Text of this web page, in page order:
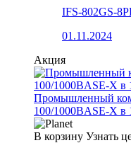
IFS-802GS-
01.11.2024
Акция
Промышленный
100/1000BASE-X в
В корзину Узнать